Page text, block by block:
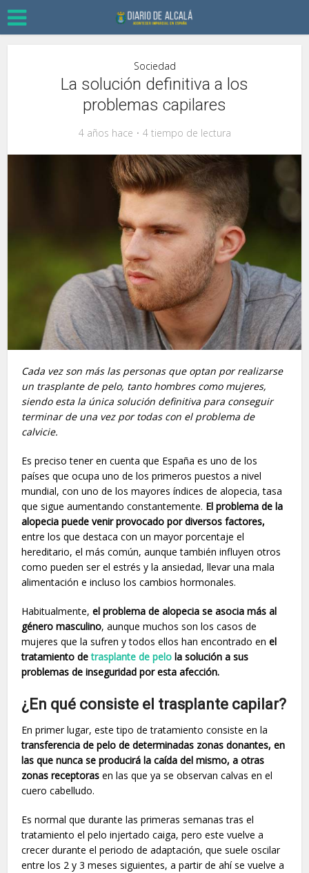
Sociedad
La solución definitiva a los
problemas capilares
4 años hace 4 tiempo de lectura
Cada vez son más las personas que optan por realizarse
un trasplante de pelo, tanto hombres como mujeres,
siendo esta la única solución definitiva para conseguir
terminar de una vez por todas con el problema de
calvicie.
Es preciso tener en cuenta que España es uno de los
países que ocupa uno de los primeros puestos a nivel
mundial, con uno de los mayores índices de alopecia, tasa
que sigue aumentando constantemente. El problema de la
alopecia puede venir provocado por diversos factores,
entre los que destaca con un mayor porcentaje el
hereditario, el más común, aunque también influyen otros
como pueden ser el estrés y la ansiedad, llevar una mala
alimentación e incluso los cambios hormonales.
Habitualmente,el problema de alopecia se asocia más al
género masculino, aunque muchos son los casos de
mujeres que la sufren y todos ellos han encontrado enel
tratamiento detrasplante de pelo la solución a sus
problemas de inseguridad por esta afección.
¿En qué consiste el trasplante capilar?
En primer lugar, este tipo de tratamiento consiste en la
transferencia de pelo de determinadas zonas donantes, en
las que nunca se producirá la caída del mismo, a otras
zonas receptoras en las que ya se observan calvas en el
cuero cabelludo.
Es normal que durante las primeras semanas tras el
tratamiento el pelo injertado caiga, pero este vuelve a
crecer durante el periodo de adaptación, que suele oscilar
entre los 2 y 3 meses siguientes, a partir de ahí se vuelve a